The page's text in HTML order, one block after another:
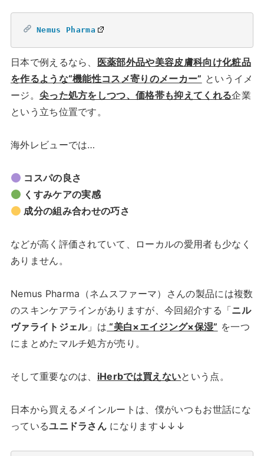
Nemus Pharma
日本で例えるなら、
医薬部外品や美容皮膚科向け化粧品
を作るような“機能性コスメ寄りのメーカー” というイメ
ージ。 尖った処方をしつつ、価格帯も抑えてくれる企業
という立ち位置です。
海外レビューでは…
コスパの良さ
くすみケアの実感
成分の組み合わせの巧さ
などが高く評価されていて、ローカルの愛用者も少なく
ありません。
Nemus Pharma（ネムスファーマ）さんの製品には複数
のスキンケアラインがありますが、今回紹介する「ニル
ヴァライトジェル」は “美白×エイジング×保湿” を一つ
にまとめたマルチ処方が売り。
そして重要なのは、 iHerbでは買えないという点。
日本から買えるメインルートは、僕がいつもお世話にな
っているユニドラさん になります↓↓↓